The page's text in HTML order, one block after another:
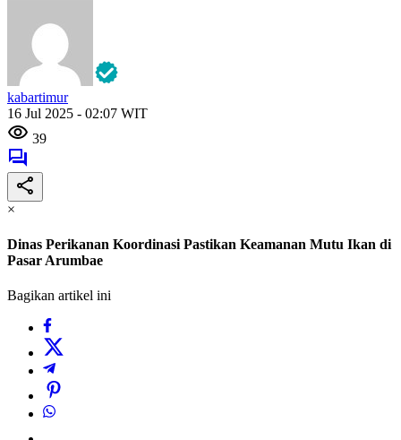
kabartimur
16 Jul 2025 - 02:07 WIT
39
×
Dinas Perikanan Koordinasi Pastikan Keamanan Mutu Ikan di
Pasar Arumbae
Bagikan artikel ini